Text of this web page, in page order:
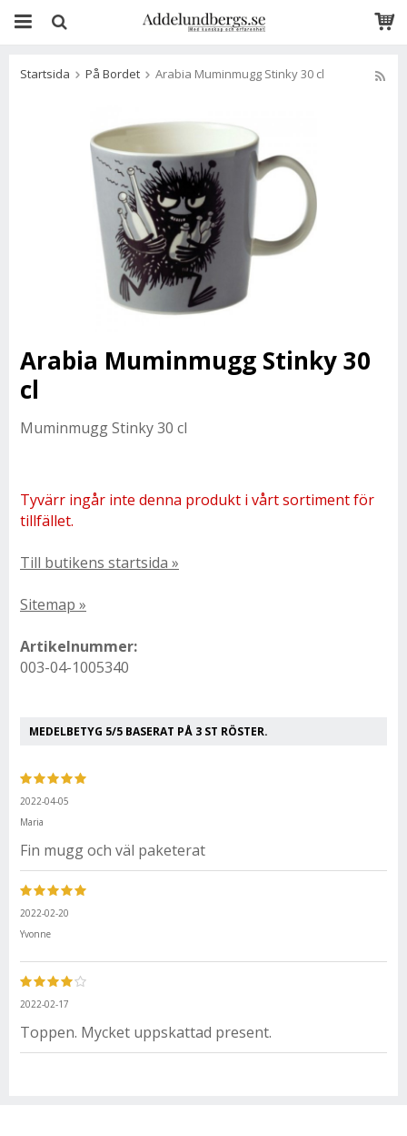
Startsida På Bordet Arabia Muminmugg Stinky 30 cl
Arabia Muminmugg Stinky 30
cl
Muminmugg Stinky 30 cl
Tyvärr ingår inte denna produkt i vårt sortiment för
tillfället.
Till butikens startsida »
Sitemap »
Artikelnummer:
003-04-1005340
MEDELBETYG 5/5 BASERAT PÅ 3 ST RÖSTER.
2022-04-05
Maria
Fin mugg och väl paketerat
2022-02-20
Yvonne
2022-02-17
Toppen. Mycket uppskattad present.